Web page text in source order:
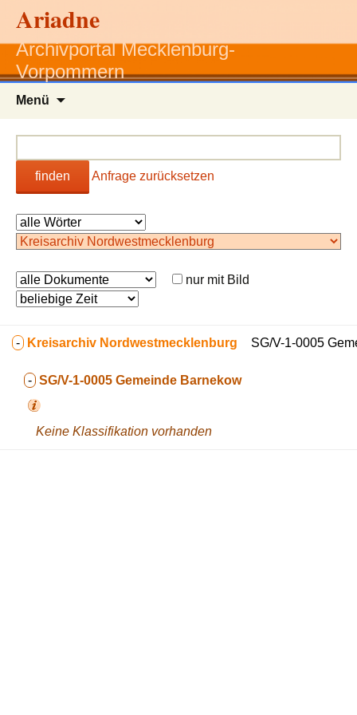
Ariadne
Archivportal Mecklenburg-
Vorpommern
Menü
finden Anfrage zurücksetzen
nur mit Bild
- Kreisarchiv Nordwestmecklenburg
- SG/V-1-0005 Gemeinde Barnekow
Keine Klassifikation vorhanden
SG/V-1-0005